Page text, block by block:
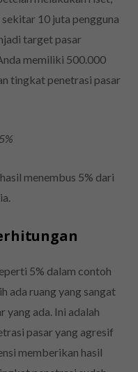
10 juta pengguna
target pasar
memiliki 500.000
tingkat penetrasi pasar
menembus 5% dari
5% dalam contoh
ada ruang yang sangat
yang ada. Ini adalah
pasar yang agresif
memberikan hasil